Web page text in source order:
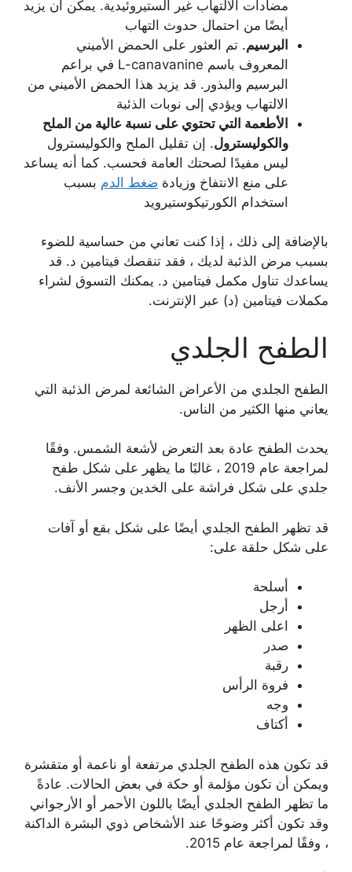
مضادات الالتهاب غير الستيروئيدية. يمكن أن يزيد
أيضًا من احتمال حدوث التهاب
البرسيم. تم العثور على الحمض الأميني
المعروف باسم L-canavanine في براعم
البرسيم والبذور. قد يزيد هذا الحمض الأميني من
الالتهاب ويؤدي إلى نوبات الذئبة
الأطعمة التي تحتوي على نسبة عالية من الملح
والكوليسترول. إن تقليل الملح والكوليسترول
ليس مفيدًا لصحتك العامة فحسب. كما أنه يساعد
على منع الانتفاخ وزيادة ضغط الدم بسبب
استخدام الكورتيكوستيرويد
بالإضافة إلى ذلك ، إذا كنت تعاني من حساسية للضوء
بسبب مرض الذئبة لديك ، فقد تنقصك فيتامين د. قد
يساعدك تناول مكمل فيتامين د. يمكنك التسوق لشراء
مكملات فيتامين (د) عبر الإنترنت.
الطفح الجلدي
الطفح الجلدي من الأعراض الشائعة لمرض الذئبة التي
يعاني منها الكثير من الناس.
يحدث الطفح عادة بعد التعرض لأشعة الشمس. وفقًا
لمراجعة عام 2019 ، غالبًا ما يظهر على شكل طفح
جلدي على شكل فراشة على الخدين وجسر الأنف.
قد تظهر الطفح الجلدي أيضًا على شكل بقع أو آفات
على شكل حلقة على:
أسلحة
أرجل
اعلى الظهر
صدر
رقبة
فروة الرأس
وجه
أكتاف
قد تكون هذه الطفح الجلدي مرتفعة أو ناعمة أو متقشرة
ويمكن أن تكون مؤلمة أو حكة في بعض الحالات. عادةً
ما تظهر الطفح الجلدي أيضًا باللون الأحمر أو الأرجواني
وقد تكون أكثر وضوحًا عند الأشخاص ذوي البشرة الداكنة
، وفقًا لمراجعة عام 2015.